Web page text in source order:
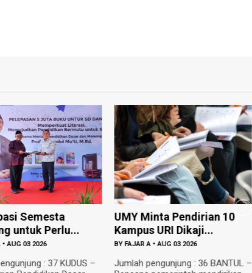
Semesta
untuk Perlu...
•AUG 03 2026
: 37 KUDUS –
UMY Minta Pendirian 10
Kampus URI Dikaji...
BYFAJAR A •AUG 03 2026
Jumlah pengunjung : 36 BANTUL –